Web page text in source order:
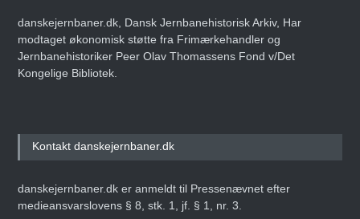
danskejernbaner.dk, Dansk Jernbanehistorisk Arkiv, Har
modtaget økonomisk støtte fra Frimærkehandler og
Jernbanehistoriker Peer Olav Thomassens Fond v/Det
Kongelige Bibliotek.
Kontakt danskejernbaner.dk
danskejernbaner.dk er anmeldt til Pressenævnet efter
medieansvarslovens § 8, stk. 1, jf. § 1, nr. 3.